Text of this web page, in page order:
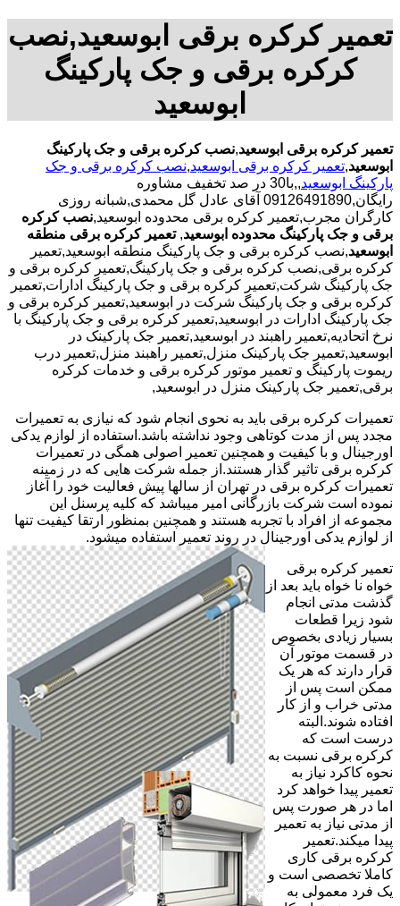
تعمیر کرکره برقی ابوسعید,نصب
کرکره برقی و جک پارکینگ
ابوسعید
تعمیر کرکره برقی ابوسعید,نصب کرکره برقی و جک پارکینگ
ابوسعید,تعمیر کرکره برقی ابوسعید,نصب کرکره برقی و جک
پارکینگ ابوسعید
,,با30 در صد تخفیف مشاوره
رایگان,09126491890 آقای عادل گل محمدی,شبانه روزی
کارگران مجرب,تعمیر کرکره برقی محدوده ابوسعید,نصب کرکره
برقی و جک پارکینگ محدوده ابوسعید, تعمیر کرکره برقی منطقه
ابوسعید,نصب کرکره برقی و جک پارکینگ منطقه ابوسعید,تعمیر
کرکره برقی,نصب کرکره برقی و جک پارکینگ,تعمیر کرکره برقی و
جک پارکینگ شرکت,تعمیر کرکره برقی و جک پارکینگ ادارات,تعمیر
کرکره برقی و جک پارکینگ شرکت در ابوسعید,تعمیر کرکره برقی و
جک پارکینگ ادارات در ابوسعید,تعمیر کرکره برقی و جک پارکینگ با
نرخ اتحادیه,تعمیر راهبند در ابوسعید,تعمیر جک پارکینک در
ابوسعید,تعمیر جک پارکینک منزل,تعمیر راهبند منزل,تعمیر درب
ریموت پارکینگ و تعمیر موتور کرکره برقی و خدمات کرکره
برقی,تعمیر جک پارکینک منزل در ابوسعید,
تعمیرات کرکره برقی باید به نحوی انجام شود که نیازی به تعمیرات
مجدد پس از مدت کوتاهی وجود نداشته باشد.استفاده از لوازم یدکی
اورجینال و با کیفیت و همچنین تعمیر اصولی همگی در تعمیرات
کرکره برقی تاثیر گذار هستند.از جمله شرکت هایی که در زمینه
تعمیرات کرکره برقی در تهران از سالها پیش فعالیت خود را آغاز
نموده است شرکت بازرگانی امیر میباشد که کلیه پرسنل این
مجموعه از افراد با تجربه هستند و همچنین بمنظور ارتقا کیفیت تنها
از لوازم یدکی اورجینال در روند تعمیر استفاده میشود.
تعمیر کرکره برقی
خواه نا خواه باید بعد از
گذشت مدتی انجام
شود زیرا قطعات
بسیار زیادی بخصوص
در قسمت موتور آن
قرار دارند که هر یک
ممکن است پس از
مدتی خراب و از کار
افتاده شوند.البته
درست است که
کرکره برقی نسبت به
نحوه کاکرد نیاز به
تعمیر پیدا خواهد کرد
اما در هر صورت پس
از مدتی نیاز به تعمیر
پیدا میکند.تعمیر
کرکره برقی کاری
کاملا تخصصی است و
یک فرد معمولی به